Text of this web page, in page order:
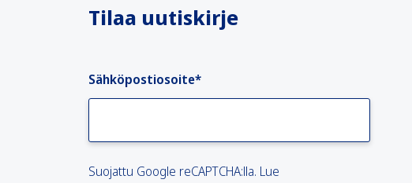
Tilaa uutiskirje
Sähköpostiosoite*
Suojattu Google reCAPTCHA:lla. Lue